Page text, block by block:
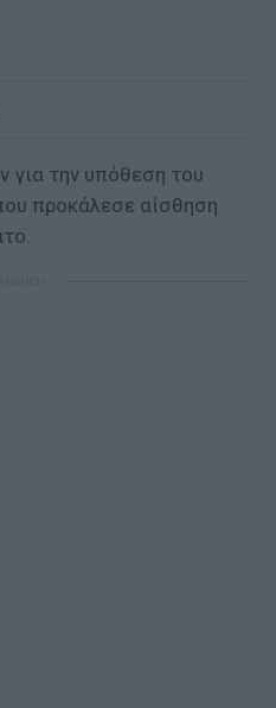
για την υπόθεση του
προκάλεσε αίσθηση